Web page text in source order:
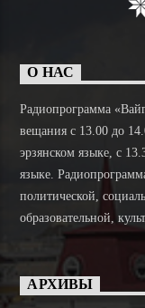
О НАС
Радиопрограмма
вещания с 13.00 до
эрзянском языке, с
языке.
политической,
образовательной,
АРХИВЫ